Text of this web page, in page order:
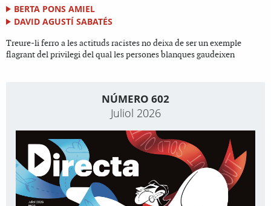
BERTA PONS AMIEL
DAVID AGUSTÍ SABATÉS
Treure-li ferro a les actituds racistes no deixa de ser un exemple
flagrant del privilegi del qual les persones blanques gaudeixen
NÚMERO 602
Juliol 2026